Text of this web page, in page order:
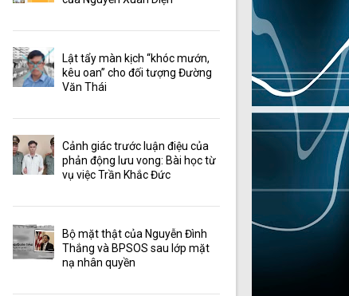
Lật tẩy màn kịch “khóc mướn,
kêu oan” cho đối tượng Đường
Văn Thái
Cảnh giác trước luận điệu của
phản động lưu vong: Bài học từ
vụ việc Trần Khắc Đức
Bộ mặt thật của Nguyễn Đình
Thắng và BPSOS sau lớp mặt
nạ nhân quyền